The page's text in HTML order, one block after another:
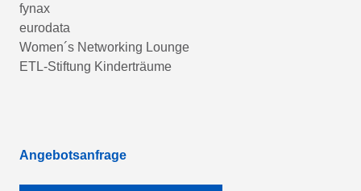
fynax
eurodata
Women´s Networking Lounge
ETL-Stiftung Kinderträume
Angebotsanfrage